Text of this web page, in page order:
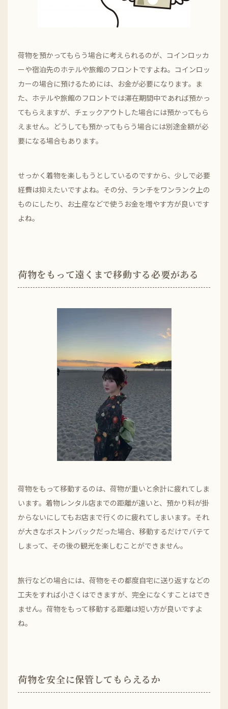
荷物を預かってもらう場合に考えられるのが、コインロッカ
ーや宿泊先のホテルや旅館のフロントですよね。コインロッ
カーの場合に預けるためには、お金が必要になります。ま
た、ホテルや旅館のフロントでは滞在期間中であれば預かっ
てもらえますが、チェックアウトした場合には預かってもら
えません。どうしても預かってもらう場合には別途金額が必
要になる場合もあります。
せっかく着物を楽しもうとしているのですから、少しで必要
経費は抑えたいですよね。その分、ランチをワンランク上の
ものにしたり、お土産などで使うお金を増やす方が良いです
よね。
荷物をもって遠くまで移動する必要がある
荷物をもって移動するのは、荷物が重いと余計に疲れてしま
います。着物レンタル店までの距離が遠いと、預かり料が掛
からないにしてもお店まで行くのに疲れてしまいます。それ
が大きなボストンバックだった場合、移動するだけでバテて
しまって、その後の観光を楽しむことができません。
旅行などの場合には、荷物をその都度自宅に送り返すなどの
工夫をすれば小さくはできますが、完全になくすことはでき
ません。荷物をもって移動する距離は短い方が良いですよ
ね。
荷物を安全に保管してもらえるか